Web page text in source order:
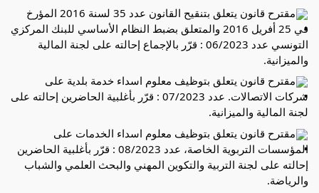
مقترح قانون يتعلق بتنقيح القانون عدد 35 لسنة 2016 المؤرخ
في 25 أفريل 2016 والمتعلق بضبط النظام الأساسي للبنك المركزي
التونسي عدد 06/2023 : قرّر بالإجماع إحالته على لجنة المالية
والميزانية.
مقترح قانون يتعلق بتوظيف معلوم اسداء خدمة بلدية على
شركات الاتصالات. عدد 07/2023 : قرّر بأغلبية الحاضرين إحالته على
لجنة المالية والميزانية.
مقترح قانون يتعلق بتوظيف معلوم اسداء الخدمات على
المؤسسات التربوية الخاصة، عدد 08/2023 : قرّر بأغلبية الحاضرين
إحالته على لجنة التربية والتكوين المهني والبحث العلمي والشباب
والرياضة.